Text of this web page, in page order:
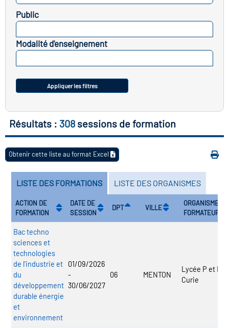
des secteurs(en
construction)
Public
Modalité d'enseignement
Appliquer les filtres
Résultats : 308 sessions de formation
Obtenir cette liste au format Excel
LISTE DES FORMATIONS LISTE DES ORGANISMES
ACTION DE
FORMATION
DATE DE
SESSION
DPT VILLE
ORGANISME
FORMATEUR
Bac techno
sciences et
technologies
de l'industrie et
du
développement
durable énergie
et
environnement
01/09/2026
-
30/06/2027
06 MENTON
Lycée P et M
Curie